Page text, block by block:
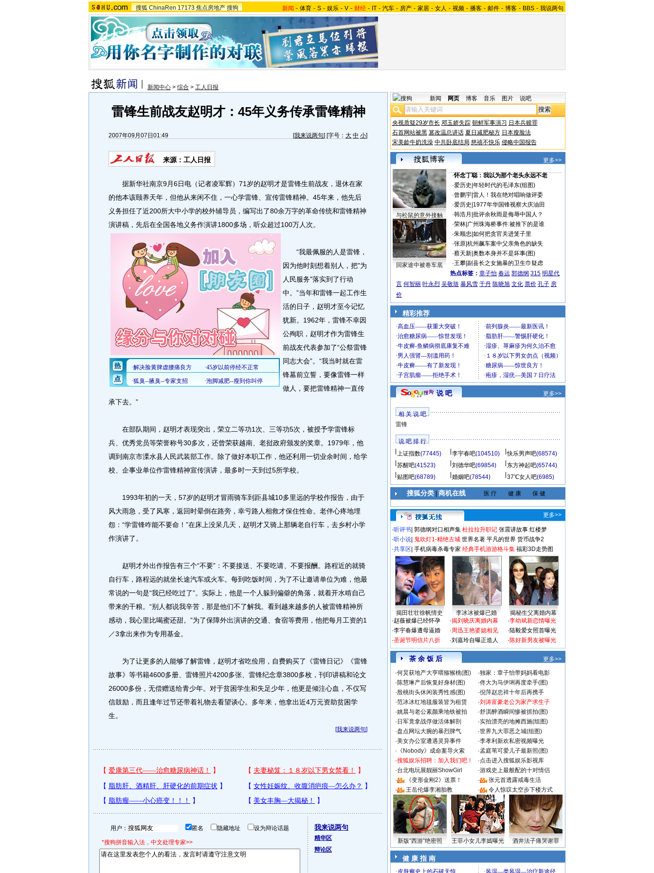
搜狐 ChinaRen 17173 焦点房地产 搜狗 新闻 - 体育 - S - 娱乐 - V - 财经 - IT - 汽车 - 房产 - 家居 - 女人 - 视频 - 播客 - 邮件 - 博客 - BBS - 我说两句
新闻中心 > 综合 > 工人日报
雷锋生前战友赵明才：45年义务传承雷锋精神
2007年09月07日01:49 [我来说两句] [字号： 大 中 小]
来源：工人日报
据新华社南京9月6日电（记者凌军辉）71岁的赵明才是雷锋生前战友，退休在家
的他本该颐养天年，但他从来闲不住，一心学雷锋、宣传雷锋精神。45年来，他先后
义务担任了近200所大中小学的校外辅导员，编写出了80余万字的革命传统和雷锋精神
演讲稿，先后在全国各地义务作演讲1800多场，听众超过100万人次。
“我最佩服的人是雷锋，
因为他时刻想着别人，把"为
人民服务"落实到了行动
中。”当年和雷锋一起工作生
活的日子，赵明才至今记忆
犹新。1962年，雷锋不幸因
公殉职，赵明才作为雷锋生
前战友代表参加了“公祭雷锋
同志大会”。“我当时就在雷
锋墓前立誓，要像雷锋一样
做人，要把雷锋精神一直传
承下去。”
在部队期间，赵明才表现突出，荣立二等功1次、三等功5次，被授予学雷锋标
兵、优秀党员等荣誉称号30多次，还曾荣获越南、老挝政府颁发的奖章。1979年，他
调到南京市溧水县人民武装部工作。除了做好本职工作，他还利用一切业余时间，给学
校、企事业单位作雷锋精神宣传演讲，最多时一天到过5所学校。
1993年初的一天，57岁的赵明才冒雨骑车到距县城10多里远的学校作报告，由于
风大雨急，受了风寒，返回时晕倒在路旁，幸亏路人相救才保住性命。老伴心疼地埋
怨：“学雷锋咋能不要命！”在床上没呆几天，赵明才又骑上那辆老自行车，去乡村小学
作演讲了。
赵明才外出作报告有三个“不要”：不要接送、不要吃请、不要报酬。路程近的就骑
自行车，路程远的就坐长途汽车或火车。每到吃饭时间，为了不让邀请单位为难，他最
常说的一句是“我已经吃过了”。实际上，他是一个人躲到偏僻的角落，就着开水啃自己
带来的干粮。“别人都说我辛苦，那是他们不了解我。看到越来越多的人被雷锋精神所
感动，我心里比喝蜜还甜。”为了保障外出演讲的交通、食宿等费用，他把每月工资的1
／3拿出来作为专用基金。
为了让更多的人能够了解雷锋，赵明才省吃俭用，自费购买了《雷锋日记》《雷锋
故事》等书籍4600多册、雷锋照片4200多张、雷锋纪念章3800多枚，刊印讲稿和论文
26000多份，无偿赠送给青少年。对于贫困学生和失足少年，他更是倾注心血，不仅写
信鼓励，而且逢年过节还带着礼物去看望谈心。多年来，他拿出近4万元资助贫困学
生。
[我来说两句]
用户： 匿名 隐藏地址 设为辩论话题
*搜狗拼音输入法，中文处理专家>>
我来说两句
精华区
辩论区
新闻 网页 博客 音乐 图片 说吧
央视质疑29岁市长 邓玉娇失踪 朝鲜军事演习 日本兵赎罪
石首网站被黑 篡改温总讲话 夏日减肥秘方 日本瘦脸法
宋美龄牛奶洗澡 中共卧底结局 慈禧不快乐 侵略中国报告
更多>>
与松鼠的意外接触
回家途中被卷车底
·怀念丁聪：我以为那个老头永远不老
·爱历史 年轻时代的毛泽东(组图)
·曾鹏宇| 雷人！我在绝对唱响做评委
·爱历史 1977年华国锋视察大庆油田
·韩浩月 批评余秋雨是侮辱中国人？
·荣林| 广州珠海桥事件:被推下的是谁
·朱顺忠 如何把贪官关进笼子里
·张原| 杭州飙车案中父亲角色的缺失
·蔡天新| 奥数本身并不是坏事(图)
·王攀| 副县长之女施暴的卫生巾疑虑
热点标签： 章子怡 春运 郭德纲 315 明星代
言 何智丽 叶永烈 吴敬琏 暴风雪 于丹 陈晓旭 文化 票价 孔子 房
价
精彩推荐
说 吧 更多>>
相 关 说 吧
雷锋
说 吧 排 行
上证指数(77445) 李宇春吧(104510) 快乐男声吧(68574)
苏醒吧(41523) 刘德华吧(69854) 东方神起吧(65744)
贴图吧(68789) 婚姻吧(78544) 37℃女人吧(6985)
搜狐分类| 商机在线 医 疗 健 康 保 健
更多>>
·听评书 郭德纲对口相声集 杜拉拉升职记 张震讲故事 红楼梦
·听小说 鬼吹灯1-精绝古城 世界名著 平凡的世界 货币战争2
·共享区 手机病毒杀毒专家 经典手机游游格斗集 福彩3D走势图
揭田壮壮徐帆情史 李冰冰被爆已婚
揭秘生父离婚内幕
·赵薇被爆已经怀孕
·李宇春爆遭母逼婚
·圣诞节明信片八折
·揭刘晓庆离婚内幕
·周迅王艳婆媳相见
·刘嘉玲自曝正造人
·李幼斌新恋情曝光
·陆毅爱女照首曝光
·陈好新男友被曝光
茶 余 饭 后
更多>>
·何炅获地产大亨喂猕猴桃(图) ·独家：章子怡带妈妈看电影
·陈慧琳产后恢复好身材(图) ·佟大为马伊琍再度牵手(图)
·殷桃街头休闲装秀性感(图) ·倪萍赵忠祥十年后再携手
·范冰冰红地毯服装皆为租赁 ·刘涛富豪老公为家产求生子
·姚晨与老公素颜乘地铁被拍 ·舒淇醉酒瞬间惨被抓拍(图)
· 日军竟拿战俘做活体解剖 ·实拍漂亮的地摊西施(组图)
·盘点网坛大腕的暴烈脾气 ·世界九大罪恶之城(组图)
·美女办公室遭遇灵异事件 ·李孝利新欢私密视频曝光
· 《Nobody》成命案导火索 ·孟庭苇可爱儿子最新照(图)
·搜狐娱乐招聘：加入我们吧！ ·点击进入搜狐娱乐影视库
·台北电玩展靓丽ShowGirl ·游戏史上最般配的十对情侣
·
《变形金刚2》送票！ ·
张元首透露戒毒生活
·
王岳伦爆李湘胎教 · 令人惊叹太空步下楼方式
新版“西游”绝密照 王菲小女儿李嫣曝光 酒井法子痛哭谢罪
健 康 指 南